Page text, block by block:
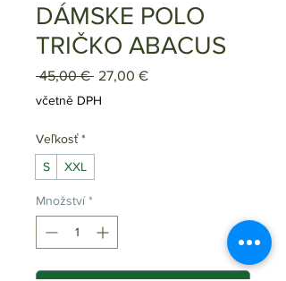
DÁMSKE POLO
TRIČKO ABACUS
45,00 € Běžná
cena
27,00 €Zvýhodněná
včetně DPH
Veľkosť *
S
XXL
Množství *